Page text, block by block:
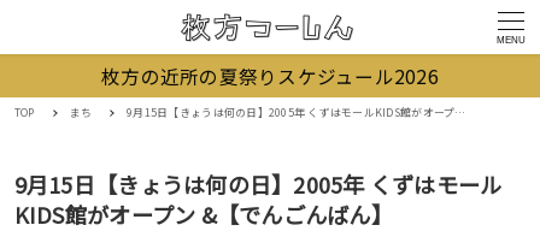
MENU
枚方の近所の夏祭りスケジュール2026
TOP まち 9月15日【きょうは何の日】2005年 くずはモールKIDS館がオープン &【でんごんばん】
9月15日【きょうは何の日】2005年 くずはモール
KIDS館がオープン &【でんごんばん】